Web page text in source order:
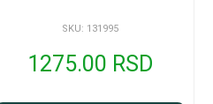
SKU: 131995
1275.00 RSD